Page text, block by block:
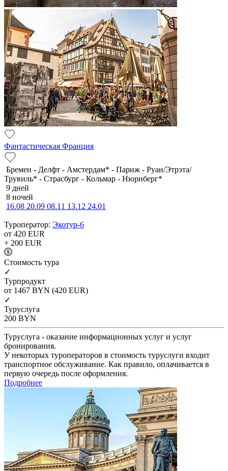
Фантастическая Франция
Бремен - Делфт - Амстердам* - Париж - Руан/Этрэта/
Трувиль* - Страсбург - Кольмар - Нюрнберг*
9 дней
8 ночей
16.08 20.09 08.11 13.12 24.01
Туроператор: Экотур-6
от 420 EUR
+ 200 EUR
Cтоимость тура
✓
Турпродукт
от 1467 BYN (420 EUR)
✓
Туруслуга
200 BYN
Туруслуга - оказание информационных услуг и услуг
бронирования.
У некоторых туроператоров в стоимость туруслуги входит
транспортное обслуживание. Как правило, оплачивается в
первую очередь после оформления.
Подробнее